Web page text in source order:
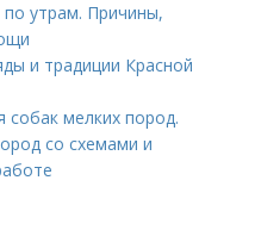
утрам. Причины,
и традиции Красной
мелких пород.
со схемами и